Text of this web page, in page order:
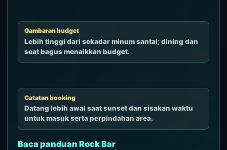
Gambaran budget
Lebih tinggi dari sekadar minum santai; dining dan
seat bagus menaikkan budget.
Catatan booking
Datang lebih awal saat sunset dan sisakan waktu
untuk masuk serta perpindahan area.
Baca panduan Rock Bar